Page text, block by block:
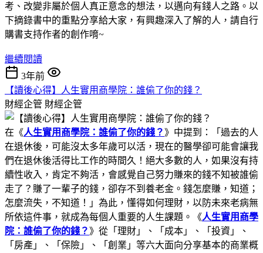
考、改變非屬於個人真正意念的想法，以邁向有錢人之路。以
下摘錄書中的重點分享給大家，有興趣深入了解的人，請自行
購書支持作者的創作唷~
繼續閱讀
3年前
【讀後心得】人生實用商學院：誰偷了你的錢？
財經企管 財經企管
在《人生實用商學院：誰偷了你的錢？ 》中提到：「過去的人
在退休後，可能沒太多年歲可以活，現在的醫學卻可能會讓我
們在退休後活得比工作的時間久！絕大多數的人，如果沒有持
續性收入，肯定不夠活，會感覺自己努力賺來的錢不知被誰偷
走了？賺了一輩子的錢，卻存不到養老金。錢怎麼賺，知道；
怎麼流失，不知道！」為此，懂得如何理財，以防未來老病無
所依這件事，就成為每個人重要的人生課題。《人生實用商學
院：誰偷了你的錢？ 》從「理財」、「成本」、「投資」、
「房產」、「保險」、「創業」等六大面向分享基本的商業概